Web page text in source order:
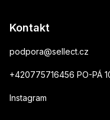
Kontakt
podpora@sellect.cz
+420775716456 PO-PÁ
Instagram